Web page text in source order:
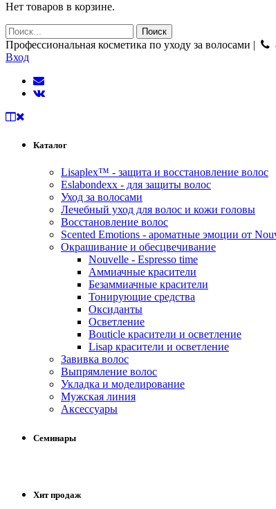
Нет товаров в корзине.
Профессиональная косметика по уходу за волосами |
Вход
Каталог
Lisaplex™ - защита и восстановление волос
Eslabondexx - для защиты волос
Уход за волосами
Лечебный уход для волос и кожи головы
Восстановление волос
Scented Emotions - ароматные эмоции от
Окрашивание и обесцвечивание
Nouvelle - Espresso time
Аммиачные красители
Безаммиачные красители
Тонирующие средства
Оксиданты
Осветление
Bouticle красители и осветление
Lisap красители и осветление
Завивка волос
Выпрямление волос
Укладка и моделирование
Мужская линия
Аксессуары
Семинары
Хит продаж